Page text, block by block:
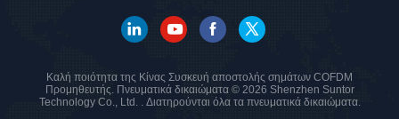
Καλή ποιότητα της Κίνας Συσκευή αποστολής σημάτων COFDM
Προμηθευτής. Πνευματικά δικαιώματα © 2026 Shenzhen Suntor
Technology Co., Ltd. . Διατηρούνται όλα τα πνευματικά δικαιώματα.